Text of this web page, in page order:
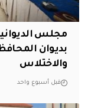
مجلس
بديوان
والاختلاس
قبل أسبوع واحد